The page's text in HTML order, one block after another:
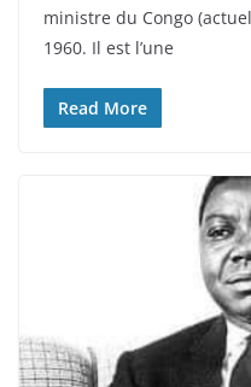
ministre du Congo
1960. Il est l’une
Read More